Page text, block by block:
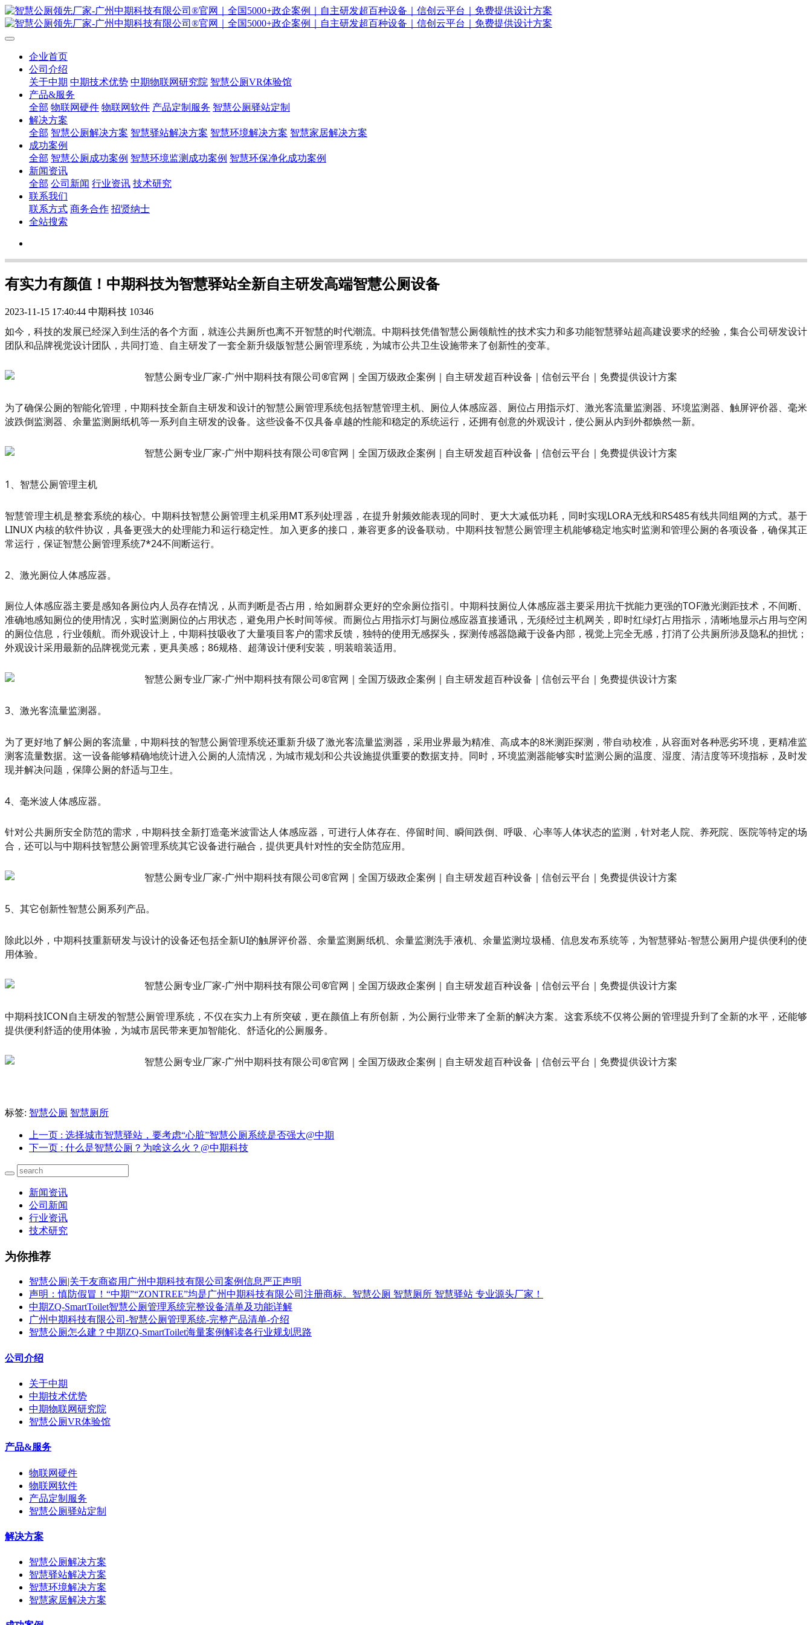
企业首页
公司介绍
关于中期 中期技术优势 中期物联网研究院 智慧公厕VR体验馆
产品&服务
全部 物联网硬件 物联网软件 产品定制服务 智慧公厕驿站定制
解决方案
全部 智慧公厕解决方案 智慧驿站解决方案 智慧环境解决方案 智慧家居解决方案
成功案例
全部 智慧公厕成功案例 智慧环境监测成功案例 智慧环保净化成功案例
新闻资讯
全部 公司新闻 行业资讯 技术研究
联系我们
联系方式 商务合作 招贤纳士
全站搜索
有实力有颜值！中期科技为智慧驿站全新自主研发高端智慧公厕设备
2023-11-15 17:40:44 中期科技 10346
如今，科技的发展已经深入到生活的各个方面，就连公共厕所也离不开智慧的时代潮流。中期科技凭借智慧公厕领航性的技术实力和多功能智慧驿站超高建设要求的经验，集合公司研发设计
团队和品牌视觉设计团队，共同打造、自主研发了一套全新升级版智慧公厕管理系统，为城市公共卫生设施带来了创新性的变革。
为了确保公厕的智能化管理，中期科技全新自主研发和设计的智慧公厕管理系统包括智慧管理主机、厕位人体感应器、厕位占用指示灯、激光客流量监测器、环境监测器、触屏评价器、毫米
波跌倒监测器、余量监测厕纸机等一系列自主研发的设备。这些设备不仅具备卓越的性能和稳定的系统运行，还拥有创意的外观设计，使公厕从内到外都焕然一新。
1、智慧公厕管理主机
智慧管理主机是整套系统的核心。中期科技智慧公厕管理主机采用MT系列处理器，在提升射频效能表现的同时、更大大减低功耗，同时实现LORA无线和RS485有线共同组网的方式。基于
LINUX 内核的软件协议，具备更强大的处理能力和运行稳定性。加入更多的接口，兼容更多的设备联动。中期科技智慧公厕管理主机能够稳定地实时监测和管理公厕的各项设备，确保其正
常运行，保证智慧公厕管理系统7*24不间断运行。
2、激光厕位人体感应器。
厕位人体感应器主要是感知各厕位内人员存在情况，从而判断是否占用，给如厕群众更好的空余厕位指引。中期科技厕位人体感应器主要采用抗干扰能力更强的TOF激光测距技术，不间断、
准确地感知厕位的使用情况，实时监测厕位的占用状态，避免用户长时间等候。而厕位占用指示灯与厕位感应器直接通讯，无须经过主机网关，即时红绿灯占用指示，清晰地显示占用与空闲
的厕位信息，行业领航。而外观设计上，中期科技吸收了大量项目客户的需求反馈，独特的使用无感探头，探测传感器隐藏于设备内部，视觉上完全无感，打消了公共厕所涉及隐私的担忧；
外观设计采用最新的品牌视觉元素，更具美感；86规格、超薄设计便利安装，明装暗装适用。
3、激光客流量监测器。
为了更好地了解公厕的客流量，中期科技的智慧公厕管理系统还重新升级了激光客流量监测器，采用业界最为精准、高成本的8米测距探测，带自动校准，从容面对各种恶劣环境，更精准监
测客流量数据。这一设备能够精确地统计进入公厕的人流情况，为城市规划和公共设施提供重要的数据支持。同时，环境监测器能够实时监测公厕的温度、湿度、清洁度等环境指标，及时发
现并解决问题，保障公厕的舒适与卫生。
4、毫米波人体感应器。
针对公共厕所安全防范的需求，中期科技全新打造毫米波雷达人体感应器，可进行人体存在、停留时间、瞬间跌倒、呼吸、心率等人体状态的监测，针对老人院、养死院、医院等特定的场
合，还可以与中期科技智慧公厕管理系统其它设备进行融合，提供更具针对性的安全防范应用。
5、其它创新性智慧公厕系列产品。
除此以外，中期科技重新研发与设计的设备还包括全新UI的触屏评价器、余量监测厕纸机、余量监测洗手液机、余量监测垃圾桶、信息发布系统等，为智慧驿站-智慧公厕用户提供便利的使
用体验。
中期科技ICON自主研发的智慧公厕管理系统，不仅在实力上有所突破，更在颜值上有所创新，为公厕行业带来了全新的解决方案。这套系统不仅将公厕的管理提升到了全新的水平，还能够
提供便利舒适的使用体验，为城市居民带来更加智能化、舒适化的公厕服务。
标签: 智慧公厕 智慧厕所
上一页 : 选择城市智慧驿站，要考虑“心脏”智慧公厕系统是否强大@中期
下一页 : 什么是智慧公厕？为啥这么火？@中期科技
新闻资讯
公司新闻
行业资讯
技术研究
为你推荐
智慧公厕|关于友商盗用广州中期科技有限公司案例信息严正声明
声明：慎防假冒！“中期”“ZONTREE”均是广州中期科技有限公司注册商标。智慧公厕 智慧厕所 智慧驿站 专业源头厂家！
中期ZQ-SmartToilet智慧公厕管理系统完整设备清单及功能详解
广州中期科技有限公司-智慧公厕管理系统-完整产品清单-介绍
智慧公厕怎么建？中期ZQ-SmartToilet海量案例解读各行业规划思路
公司介绍
关于中期
中期技术优势
中期物联网研究院
智慧公厕VR体验馆
产品&服务
物联网硬件
物联网软件
产品定制服务
智慧公厕驿站定制
解决方案
智慧公厕解决方案
智慧驿站解决方案
智慧环境解决方案
智慧家居解决方案